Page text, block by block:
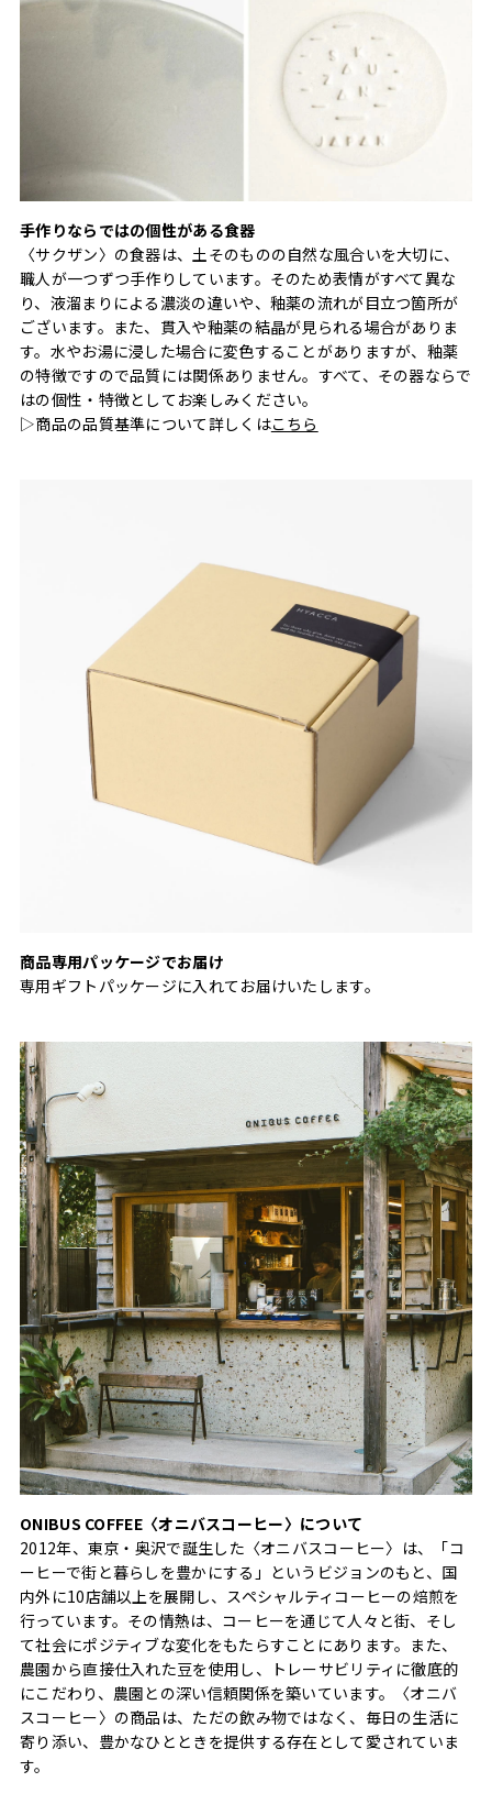
手作りならではの個性がある食器
〈サクザン〉の食器は、土そのものの自然な風合いを大切に、
職人が一つずつ手作りしています。そのため表情がすべて異な
り、液溜まりによる濃淡の違いや、釉薬の流れが目立つ箇所が
ございます。また、貫入や釉薬の結晶が見られる場合がありま
す。水やお湯に浸した場合に変色することがありますが、釉薬
の特徴ですので品質には関係ありません。すべて、その器ならで
はの個性・特徴としてお楽しみください。
▷商品の品質基準について詳しくはこちら
商品専用パッケージでお届け
専用ギフトパッケージに入れてお届けいたします。
ONIBUS COFFEE〈オニバスコーヒー〉について
2012年、東京・奥沢で誕生した〈オニバスコーヒー〉は、「コ
ーヒーで街と暮らしを豊かにする」というビジョンのもと、国
内外に10店舗以上を展開し、スペシャルティコーヒーの焙煎を
行っています。その情熱は、コーヒーを通じて人々と街、そし
て社会にポジティブな変化をもたらすことにあります。また、
農園から直接仕入れた豆を使用し、トレーサビリティに徹底的
にこだわり、農園との深い信頼関係を築いています。〈オニバ
スコーヒー〉の商品は、ただの飲み物ではなく、毎日の生活に
寄り添い、豊かなひとときを提供する存在として愛されていま
す。